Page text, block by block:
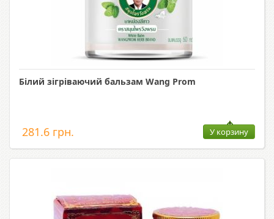
Білий зігріваючий бальзам Wang Prom
281.6 грн. У корзину